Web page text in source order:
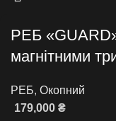
РЕБ
магнітними
РЕБ, Окопний
179,000 ₴